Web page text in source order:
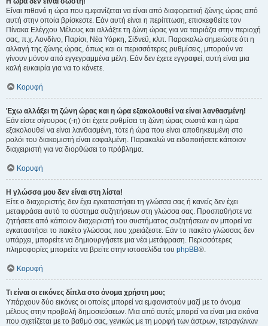
Είναι πιθανό η ώρα που εμφανίζεται να είναι από διαφορετική ζώνης ώρας από
αυτή στην οποία βρίσκεστε. Εάν αυτή είναι η περίπτωση, επισκεφθείτε τον
Πίνακα Ελέγχου Μέλους και αλλάξτε τη ζώνη ώρας για να ταιριάζει στην περιοχή
σας, π.χ. Λονδίνο, Παρίσι, Νέα Υόρκη, Σίδνεϋ, κλπ. Παρακαλώ σημειώστε ότι η
αλλαγή της ζώνης ώρας, όπως και οι περισσότερες ρυθμίσεις, μπορούν να
γίνουν μόνον από εγγεγραμμένα μέλη. Εάν δεν έχετε εγγραφεί, αυτή είναι μια
καλή ευκαιρία για να το κάνετε.
Κορυφή
Έχω αλλάξει τη ζώνη ώρας και η ώρα εξακολουθεί να είναι λανθασμένη!
Εάν είστε σίγουρος (-η) ότι έχετε ρυθμίσει τη ζώνη ώρας σωστά και η ώρα
εξακολουθεί να είναι λανθασμένη, τότε ή ώρα που είναι αποθηκευμένη στο
ρολόι του διακομιστή είναι εσφαλμένη. Παρακαλώ να ειδοποιήσετε κάποιον
διαχειριστή για να διορθώσει το πρόβλημα.
Κορυφή
Η γλώσσα μου δεν είναι στη λίστα!
Είτε ο διαχειριστής δεν έχει εγκαταστήσει τη γλώσσα σας ή κανείς δεν έχει
μεταφράσει αυτό το σύστημα συζητήσεων στη γλώσσα σας. Προσπαθήστε να
ζητήσετε από κάποιον διαχειριστή του συστήματος συζητήσεων αν μπορεί να
εγκαταστήσει το πακέτο γλώσσας που χρειάζεστε. Εάν το πακέτο γλώσσας δεν
υπάρχει, μπορείτε να δημιουργήσετε μια νέα μετάφραση. Περισσότερες
πληροφορίες μπορείτε να βρείτε στην ιστοσελίδα του phpBB®.
Κορυφή
Τι είναι οι εικόνες δίπλα στο όνομα χρήστη μου;
Υπάρχουν δύο εικόνες οι οποίες μπορεί να εμφανιστούν μαζί με το όνομα
μέλους στην προβολή δημοσιεύσεων. Μια από αυτές μπορεί να είναι μια εικόνα
που σχετίζεται με το βαθμό σας, γενικώς με τη μορφή των άστρων, τετραγώνων